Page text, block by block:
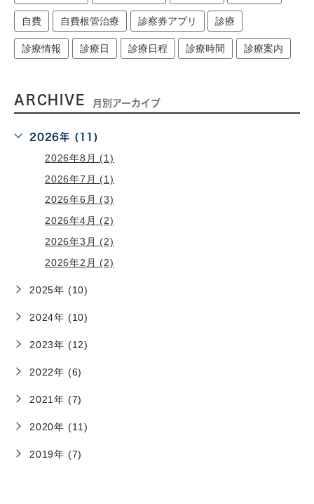
自費 自費根管治療 診察券アプリ 診療
診療情報 診療日 診療日程 診療時間 診療案内
ARCHIVE 月別アーカイブ
2026年 (11)
2026年8月 (1)
2026年7月 (1)
2026年6月 (3)
2026年4月 (2)
2026年3月 (2)
2026年2月 (2)
2025年 (10)
2024年 (10)
2023年 (12)
2022年 (6)
2021年 (7)
2020年 (11)
2019年 (7)